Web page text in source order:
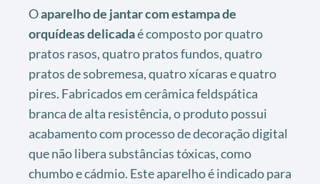
Oaparelho de jantar com estampa de
orquídeas delicadaé composto por quatro
pratos rasos, quatro pratos fundos, quatro
pratos de sobremesa, quatro xícaras e quatro
pires. Fabricados em cerâmica feldspática
branca de alta resistência, o produto possui
acabamento com processo de decoração digital
que não libera substâncias tóxicas, como
chumbo e cádmio. Este aparelho é indicado para